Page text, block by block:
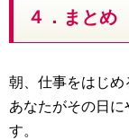
４．まとめ
朝、仕事をはじめ
あなたがその日に
す。